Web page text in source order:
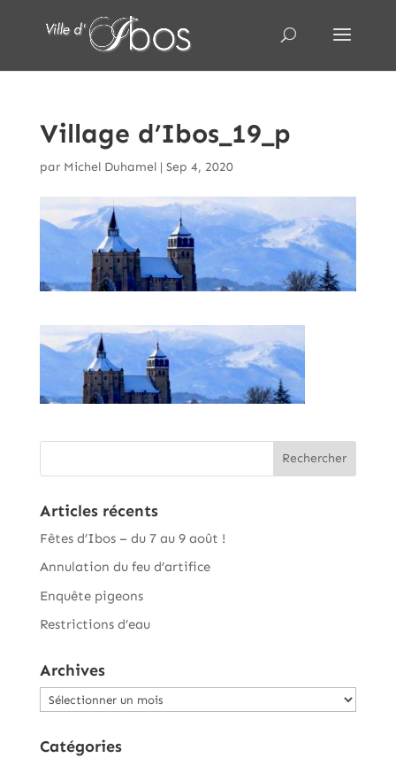
Village d’Ibos_19_p
par Michel Duhamel| Sep 4, 2020
Articles récents
Fêtes d’Ibos – du 7 au 9 août !
Annulation du feu d’artifice
Enquête pigeons
Restrictions d’eau
Archives
Archives
Catégories